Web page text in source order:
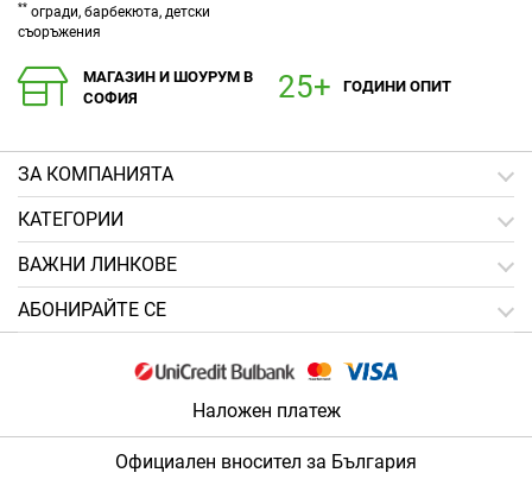
** огради, барбекюта, детски
съоръжения
МАГАЗИН И ШОУРУМ В
СОФИЯ
ГОДИНИ ОПИТ
ЗA КОМПАНИЯТА
КАТЕГОРИИ
ВАЖНИ ЛИНКОВЕ
АБОНИРАЙТЕ СЕ
Наложен платеж
Официален вносител за България